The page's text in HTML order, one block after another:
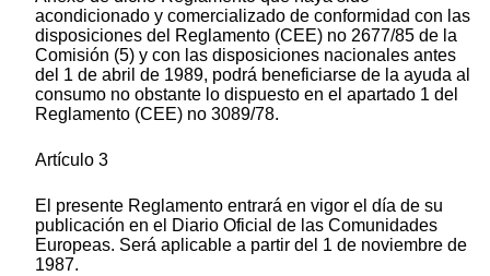
acondicionado y comercializado de conformidad con las
disposiciones del Reglamento (CEE) no 2677/85 de la
Comisión (5) y con las disposiciones nacionales antes
del 1 de abril de 1989, podrá beneficiarse de la ayuda al
consumo no obstante lo dispuesto en el apartado 1 del
Reglamento (CEE) no 3089/78.
Artículo 3
El presente Reglamento entrará en vigor el día de su
publicación en el Diario Oficial de las Comunidades
Europeas. Será aplicable a partir del 1 de noviembre de
1987.